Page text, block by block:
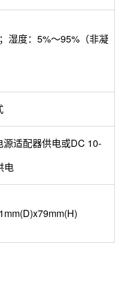
度：5%～95%（非凝
适配器供电或DC 10-
电